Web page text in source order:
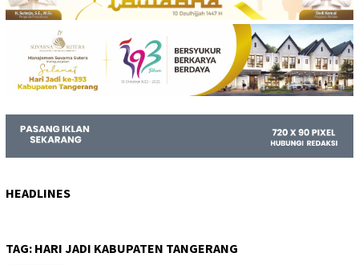
HEADLINES
TAG: HARI JADI KABUPATEN TANGERANG